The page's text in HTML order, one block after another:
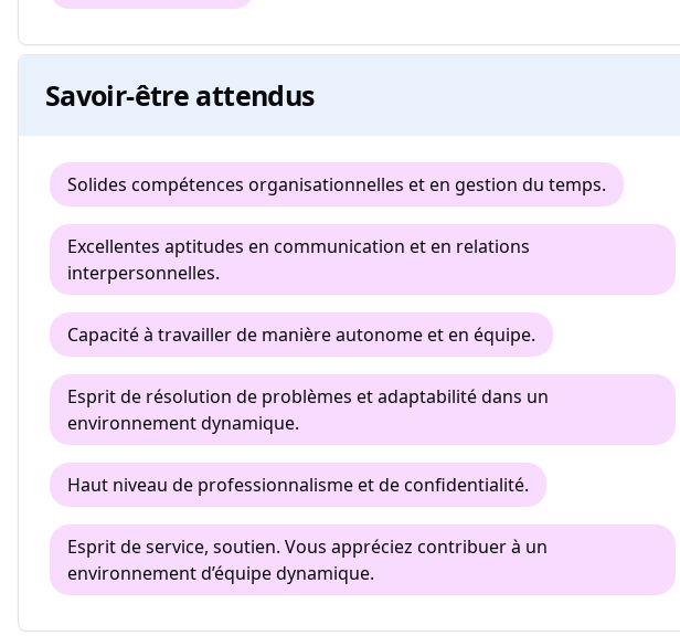
Savoir-être attendus
Solides compétences organisationnelles et en gestion du temps.
Excellentes aptitudes en communication et en relations
interpersonnelles.
Capacité à travailler de manière autonome et en équipe.
Esprit de résolution de problèmes et adaptabilité dans un
environnement dynamique.
Haut niveau de professionnalisme et de confidentialité.
Esprit de service, soutien. Vous appréciez contribuer à un
environnement d’équipe dynamique.